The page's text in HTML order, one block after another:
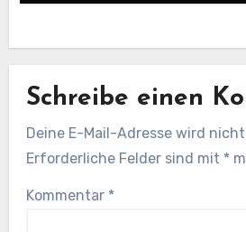
Schreibe einen
Deine E-Mail-Adresse wird
Erforderliche Felder sind mit *
Kommentar *